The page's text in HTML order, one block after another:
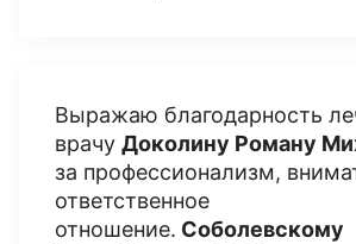
Выражаю благодарность
врачу Доколину Роману
за профессионализм,
ответственное
отношение. Соболевскому